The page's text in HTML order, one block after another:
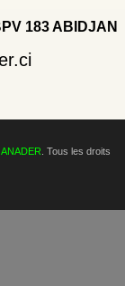
183 ABIDJAN
ANADER . Tous les droits
Powered